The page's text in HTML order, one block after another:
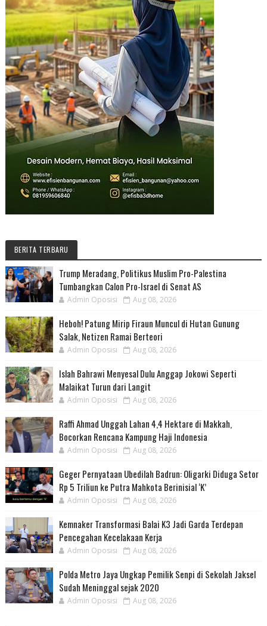
BERITA TERBARU
Trump Meradang, Politikus Muslim Pro-Palestina
Tumbangkan Calon Pro-Israel di Senat AS
Admin Oposisi Aug 08, 2026
Heboh! Patung Mirip Firaun Muncul di Hutan Gunung
Salak, Netizen Ramai Berteori
Admin Oposisi Aug 08, 2026
Islah Bahrawi Menyesal Dulu Anggap Jokowi Seperti
Malaikat Turun dari Langit
Admin Oposisi Aug 08, 2026
Raffi Ahmad Unggah Lahan 4,4 Hektare di Makkah,
Bocorkan Rencana Kampung Haji Indonesia
Admin Oposisi Aug 08, 2026
Geger Pernyataan Ubedilah Badrun: Oligarki Diduga Setor
Rp 5 Triliun ke Putra Mahkota Berinisial ‘K’
Admin Oposisi Aug 08, 2026
Kemnaker Transformasi Balai K3 Jadi Garda Terdepan
Pencegahan Kecelakaan Kerja
Admin Oposisi Aug 08, 2026
Polda Metro Jaya Ungkap Pemilik Senpi di Sekolah Jaksel
Sudah Meninggal sejak 2020
Admin Oposisi Aug 08, 2026